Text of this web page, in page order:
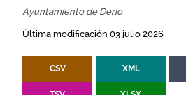
Ayuntamiento de Derio
Última modificación 03 julio 2026
CSV XML